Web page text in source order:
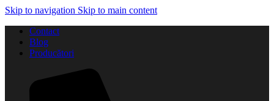
Skip to navigation Skip to main content
Contact
Blog
Producători